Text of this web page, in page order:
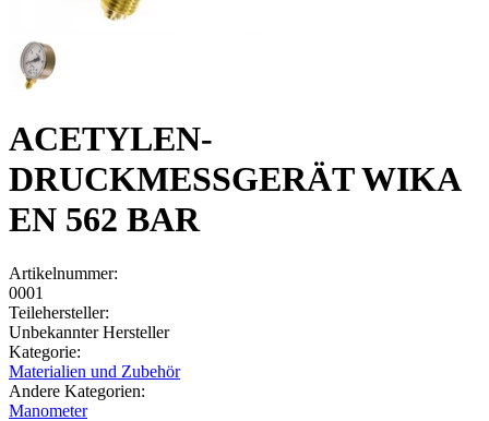
ACETYLEN-
DRUCKMESSGERÄT WIKA
EN 562 BAR
Artikelnummer:
0001
Teilehersteller:
Unbekannter Hersteller
Kategorie:
Materialien und Zubehör
Andere Kategorien:
Manometer